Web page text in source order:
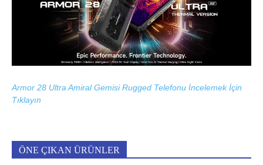
Armor 28 Ultra Amiral Gemisi Rugged Telefonu İncelemek İçin
Tıklayın
ÖNE ÇIKAN ÜRÜNLER